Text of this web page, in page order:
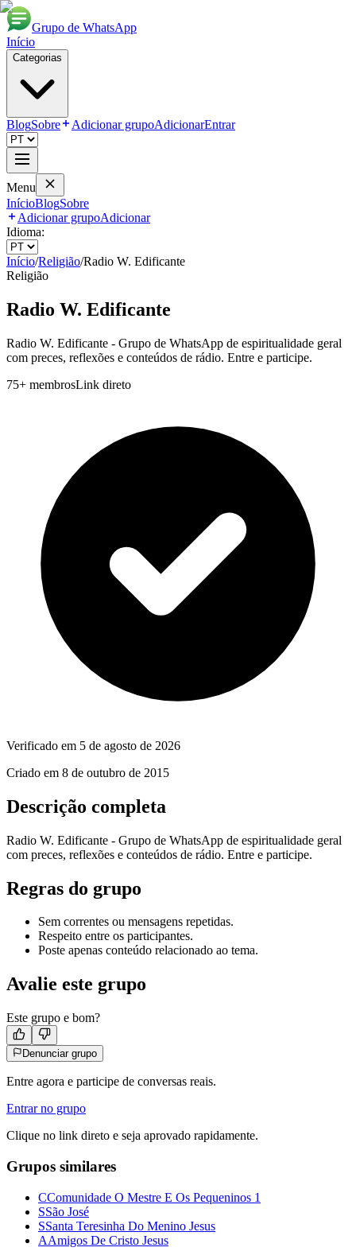
Grupo de WhatsApp
Início
Categorias
BlogSobre Adicionar grupoAdicionarEntrar
Menu
InícioBlogSobre
Adicionar grupoAdicionar
Idioma:
Início/Religião/Radio W. Edificante
Religião
Radio W. Edificante
Radio W. Edificante - Grupo de WhatsApp de espiritualidade geral
com preces, reflexões e conteúdos de rádio. Entre e participe.
75+ membrosLink direto
Verificado em 5 de agosto de 2026
Criado em 8 de outubro de 2015
Descrição completa
Radio W. Edificante - Grupo de WhatsApp de espiritualidade geral
com preces, reflexões e conteúdos de rádio. Entre e participe.
Regras do grupo
Sem correntes ou mensagens repetidas.
Respeito entre os participantes.
Poste apenas conteúdo relacionado ao tema.
Avalie este grupo
Este grupo e bom?
Denunciar grupo
Entre agora e participe de conversas reais.
Entrar no grupo
Clique no link direto e seja aprovado rapidamente.
Grupos similares
CComunidade O Mestre E Os Pequeninos 1
SSão José
SSanta Teresinha Do Menino Jesus
AAmigos De Cristo Jesus